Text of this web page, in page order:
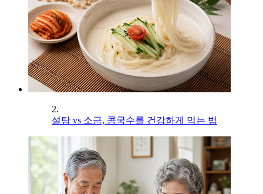
2.
설탕 vs 소금, 콩국수를 건강하게 먹는 법